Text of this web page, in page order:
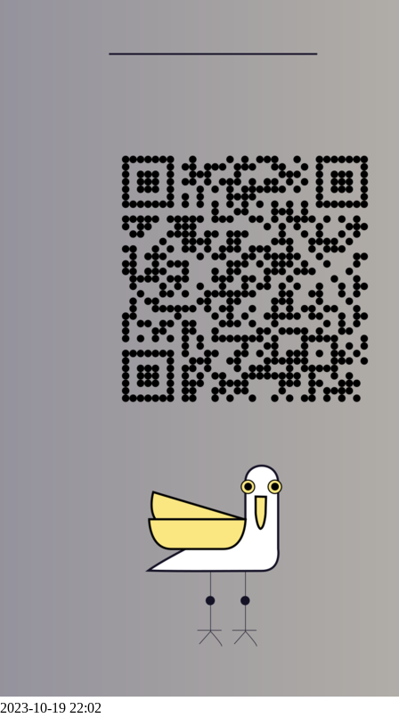
2023-10-19 22:02